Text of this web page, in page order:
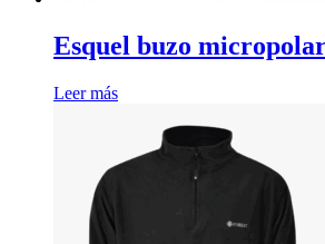
Esquel buzo
Leer más